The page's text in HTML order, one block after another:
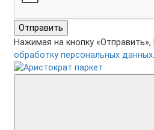
Отправить
Нажимая на кнопку
обработку персональных данных.